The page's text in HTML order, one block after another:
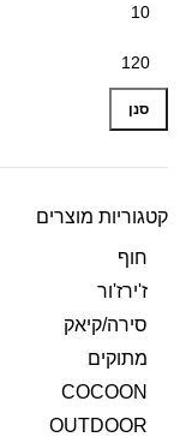
סנן
קטגוריות מוצרים
חוף
ז'ירז'ור
סירה/קיאק
מתוקים
COCOON
OUTDOOR